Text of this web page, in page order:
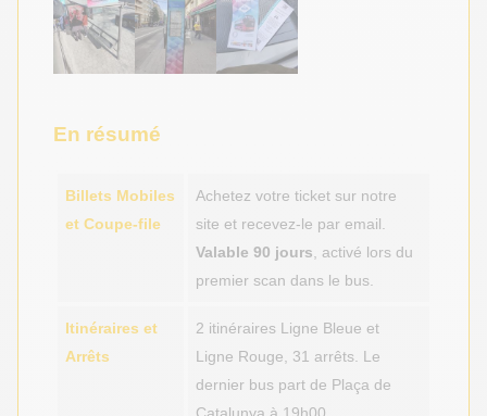
En résumé
Billets Mobiles
et Coupe-file
Achetez votre ticket sur notre
site et recevez-le par email.
Valable 90 jours , activé lors du
premier scan dans le bus.
Itinéraires et
Arrêts
2 itinéraires Ligne Bleue et
Ligne Rouge, 31 arrêts. Le
dernier bus part de Plaça de